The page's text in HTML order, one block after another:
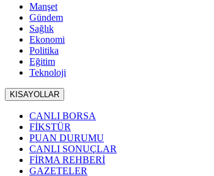
Manşet
Gündem
Sağlık
Ekonomi
Politika
Eğitim
Teknoloji
KISAYOLLAR
CANLI BORSA
FİKSTÜR
PUAN DURUMU
CANLI SONUÇLAR
FİRMA REHBERİ
GAZETELER